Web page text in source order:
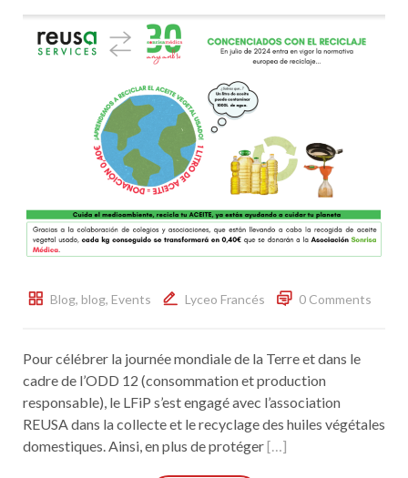
Blog, blog, Events Lyceo Francés 0 Comments
Pour célébrer la journée mondiale de la Terre et dans le
cadre de l’ODD 12 (consommation et production
responsable), le LFiP s’est engagé avec l’association
REUSA dans la collecte et le recyclage des huiles végétales
domestiques. Ainsi, en plus de protéger[…]